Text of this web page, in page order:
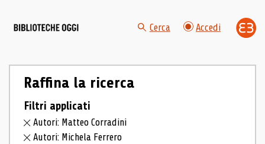
Cerca Accedi
Raffina la ricerca
Filtri applicati
Autori: Matteo Corradini
Autori: Michela Ferrero